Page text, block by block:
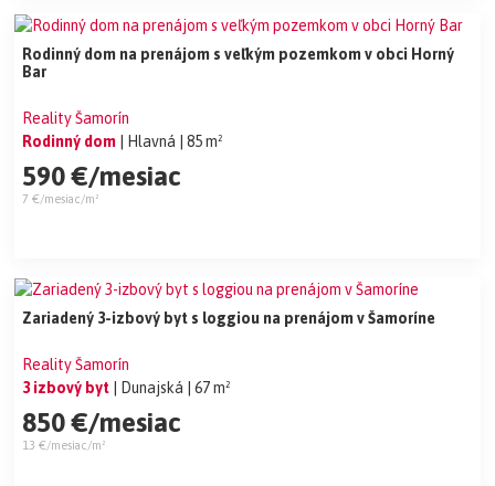
Rodinný dom na prenájom s veľkým pozemkom v obci Horný
Bar
Reality Šamorín
Rodinný dom
| Hlavná | 85 m²
590 €/mesiac
7 €/mesiac/m²
Zariadený 3-izbový byt s loggiou na prenájom v Šamoríne
Reality Šamorín
3 izbový byt
| Dunajská | 67 m²
850 €/mesiac
13 €/mesiac/m²